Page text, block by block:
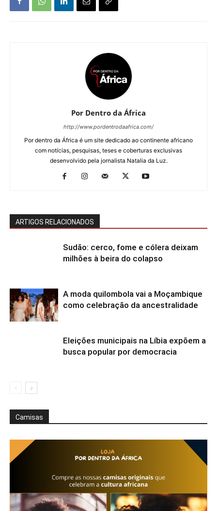
Por Dentro da África
http://www.pordentrodaafrica.com/
Por dentro da África é um site dedicado ao continente africano
com notícias, pesquisas, teses e coberturas exclusivas
desenvolvido pela jornalista Natalia da Luz.
ARTIGOS RELACIONADOS
Sudão: cerco, fome e cólera deixam
milhões à beira do colapso
A moda quilombola vai a Moçambique
como celebração da ancestralidade
Eleições municipais na Líbia expõem a
busca popular por democracia
Camisas